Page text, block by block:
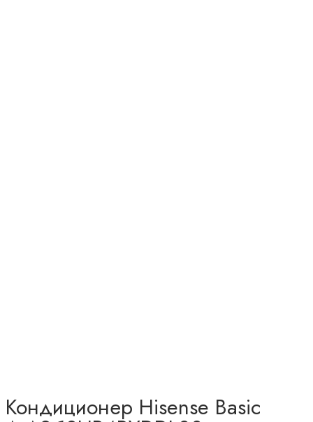
Кондиционер Hisense Basic